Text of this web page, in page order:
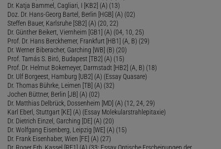
Dr. Katja Bammel, Cagliari, I [KB2] (A) (13)
Doz. Dr. Hans-Georg Bartel, Berlin [HGB] (A) (02)
Steffen Bauer, Karlsruhe [SB2] (A) (20, 22)
Dr. Günther Beikert, Viernheim [GB1] (A) (04, 10, 25)
Prof. Dr. Hans Berckhemer, Frankfurt [HB1] (A, B) (29)
Dr. Werner Biberacher, Garching [WB] (B) (20)
Prof. Tamás S. Biró, Budapest [TB2] (A) (15)
Prof. Dr. Helmut Bokemeyer, Darmstadt [HB2] (A, B) (18)
Dr. Ulf Borgeest, Hamburg [UB2] (A) (Essay Quasare)
Dr. Thomas Bührke, Leimen [TB] (A) (32)
Jochen Büttner, Berlin [JB] (A) (02)
Dr. Matthias Delbrück, Dossenheim [MD] (A) (12, 24, 29)
Karl Eberl, Stuttgart [KE] (A) (Essay Molekularstrahlepitaxie)
Dr. Dietrich Einzel, Garching [DE] (A) (20)
Dr. Wolfgang Eisenberg, Leipzig [WE] (A) (15)
Dr. Frank Eisenhaber, Wien [FE] (A) (27)
Dr. Roger Erb, Kassel [RE1] (A) (33; Essay Optische Erscheinungen der